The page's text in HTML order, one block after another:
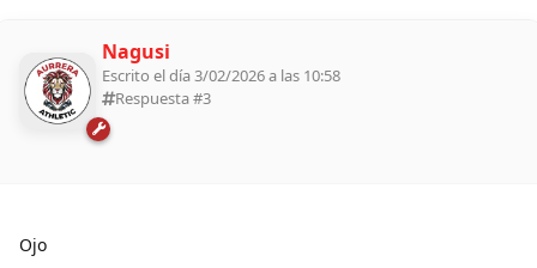
Nagusi
Escrito el día 3/02/2026 a las 10:58
Respuesta #3
Ojo